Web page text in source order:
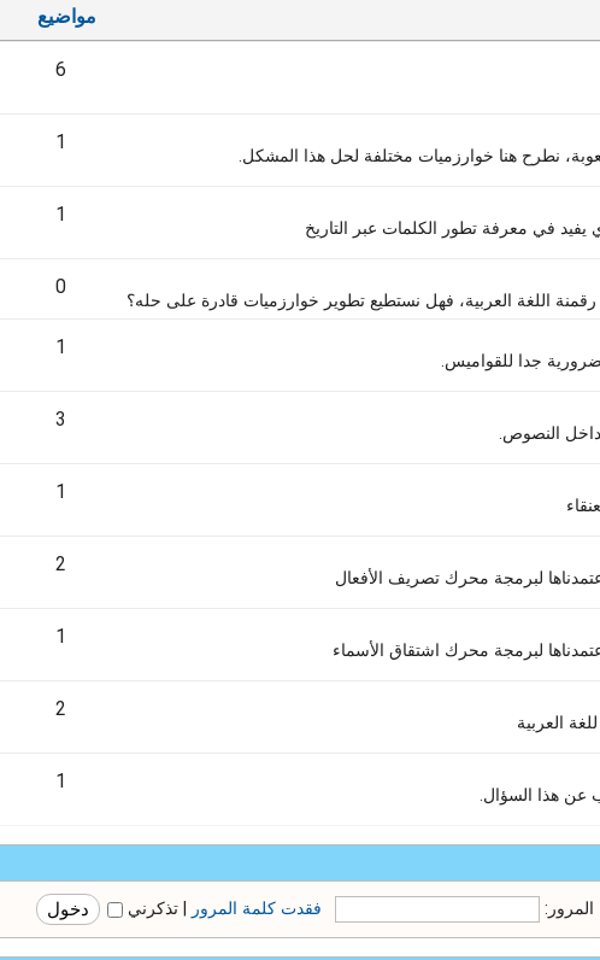
مواضيع
6
نطرح هنا خوارزميات مختلفة لحل هذا المشكل.
1
يفيد في معرفة تطور الكلمات عبر التاريخ
1
رقمنة اللغة العربية، فهل نستطيع تطوير خوارزميات قادرة على حله؟
0
جدا للقواميس.
1
النصوص.
3
1
لبرمجة محرك تصريف الأفعال
2
لبرمجة محرك اشتقاق الأسماء
1
العربية
2
عن هذا السؤال.
1
المرور: فقدت كلمة المرور تذكرني